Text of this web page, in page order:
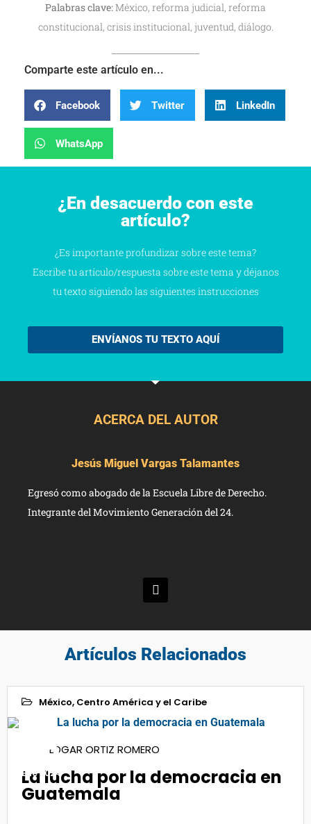
Palabras clave:México, reforma judicial, reforma
constitucional, crisis institucional, juventud, diálogo.
Comparte este artículo en...
Facebook Twitter LinkedIn
WhatsApp
¿En desacuerdo con este
artículo?
¿Es importante profundizar sobre este tema?
Escribe tu artículo/respuesta sobre este tema y déjanos
tu texto siguiendo las siguientes instrucciones
ENVÍANOS TU TEXTO AQUÍ
ACERCA DEL AUTOR
Jesús Miguel Vargas Talamantes
Egresó como abogado de la Escuela Libre de Derecho.
Integrante del Movimiento Generación del 24.
Artículos Relacionados
México, Centro América y el Caribe
26
Ene 2024
EDGAR ORTIZ ROMERO
La lucha por la democracia en
Guatemala